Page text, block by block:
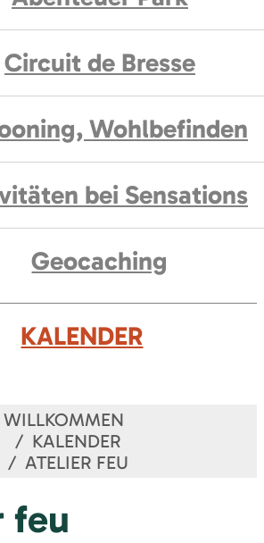
Circuit de Bresse
Wohlbefinden
bei Sensations
Geocaching
KALENDER
WILLKOMMEN
KALENDER
ATELIER FEU
feu